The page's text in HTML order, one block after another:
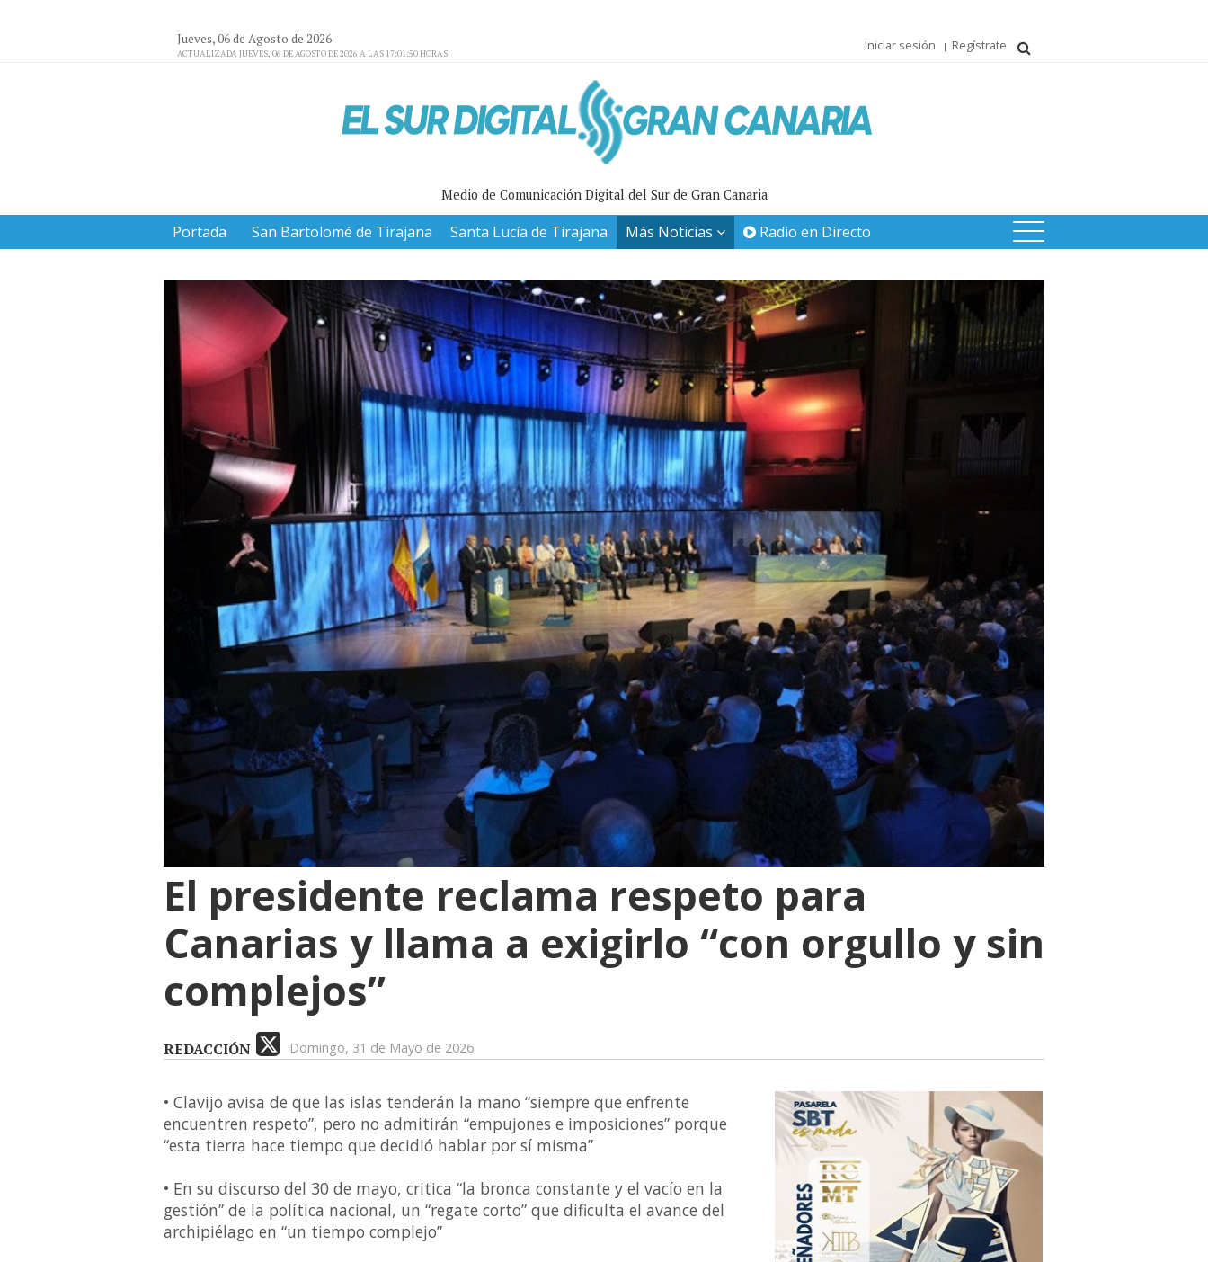
Jueves, 06 de Agosto de 2026
ACTUALIZADA JUEVES, 06 DE AGOSTO DE 2026 A LAS 17:01:50 HORAS
Iniciar sesión Regístrate
Medio de Comunicación Digital del Sur de Gran Canaria
Portada San Bartolomé de Tirajana Santa Lucía de Tirajana Más Noticias Radio en Directo
El presidente reclama respeto para
Canarias y llama a exigirlo “con orgullo y sin
complejos”
REDACCIÓN Domingo, 31 de Mayo de 2026
• Clavijo avisa de que las islas tenderán la mano “siempre que enfrente
encuentren respeto”, pero no admitirán “empujones e imposiciones” porque
“esta tierra hace tiempo que decidió hablar por sí misma”
• En su discurso del 30 de mayo, critica “la bronca constante y el vacío en la
gestión” de la política nacional, un “regate corto” que dificulta el avance del
archipiélago en “un tiempo complejo”